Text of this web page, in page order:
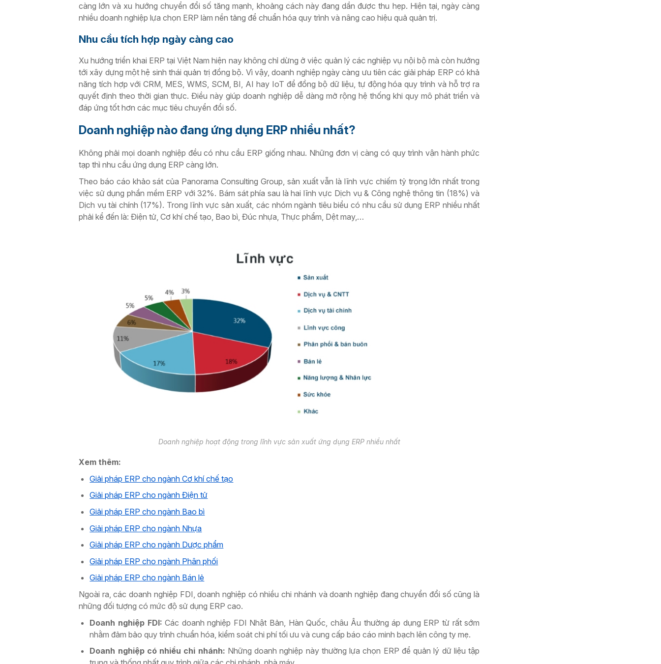
càng lớn và xu hướng chuyển đổi số tăng mạnh, khoảng cách này đang dần được thu hẹp. Hiện tại, ngày càng
nhiều doanh nghiệp lựa chọn ERP làm nền tảng để chuẩn hóa quy trình và nâng cao hiệu quả quản trị.
Nhu cầu tích hợp ngày càng cao
Xu hướng triển khai ERP tại Việt Nam hiện nay không chỉ dừng ở việc quản lý các nghiệp vụ nội bộ mà còn hướng
tới xây dựng một hệ sinh thái quản trị đồng bộ. Vì vậy, doanh nghiệp ngày càng ưu tiên các giải pháp ERP có khả
năng tích hợp với CRM, MES, WMS, SCM, BI, AI hay IoT để đồng bộ dữ liệu, tự động hóa quy trình và hỗ trợ ra
quyết định theo thời gian thực. Điều này giúp doanh nghiệp dễ dàng mở rộng hệ thống khi quy mô phát triển và
đáp ứng tốt hơn các mục tiêu chuyển đổi số.
Doanh nghiệp nào đang ứng dụng ERP nhiều nhất?
Không phải mọi doanh nghiệp đều có nhu cầu ERP giống nhau. Những đơn vị càng có quy trình vận hành phức
tạp thì nhu cầu ứng dụng ERP càng lớn.
Theo báo cáo khảo sát của Panorama Consulting Group, sản xuất vẫn là lĩnh vực chiếm tỷ trọng lớn nhất trong
việc sử dụng phần mềm ERP với 32%. Bám sát phía sau là hai lĩnh vực Dịch vụ & Công nghệ thông tin (18%) và
Dịch vụ tài chính (17%). Trong lĩnh vực sản xuất, các nhóm ngành tiêu biểu có nhu cầu sử dụng ERP nhiều nhất
phải kể đến là: Điện tử, Cơ khí chế tạo, Bao bì, Đúc nhựa, Thực phẩm, Dệt may,…
Doanh nghiệp hoạt động trong lĩnh vực sản xuất ứng dụng ERP nhiều nhất
Xem thêm:
Giải pháp ERP cho ngành Cơ khí chế tạo
Giải pháp ERP cho ngành Điện tử
Giải pháp ERP cho ngành Bao bì
Giải pháp ERP cho ngành Nhựa
Giải pháp ERP cho ngành Dược phẩm
Giải pháp ERP cho ngành Phân phối
Giải pháp ERP cho ngành Bán lẻ
Ngoài ra, các doanh nghiệp FDI, doanh nghiệp có nhiều chi nhánh và doanh nghiệp đang chuyển đổi số cũng là
những đối tượng có mức độ sử dụng ERP cao.
Doanh nghiệp FDI: Các doanh nghiệp FDI Nhật Bản, Hàn Quốc, châu Âu thường áp dụng ERP từ rất sớm
nhằm đảm bảo quy trình chuẩn hóa, kiểm soát chi phí tối ưu và cung cấp báo cáo minh bạch lên công ty mẹ.
Doanh nghiệp có nhiều chi nhánh: Những doanh nghiệp này thường lựa chọn ERP để quản lý dữ liệu tập